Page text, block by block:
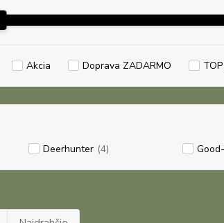
Akcia Doprava ZADARMO
Deerhunter (4)